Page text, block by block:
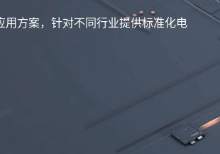
方案，针对不同行业提供标准化电